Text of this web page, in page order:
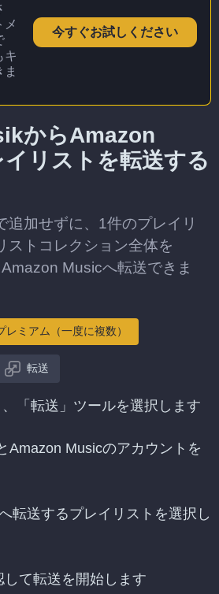
メ
キ
ま
今すぐお試しください
からAmazon
リストを転送する
追加せずに、1件のプレイリ
ストコレクション全体を
Musicへ転送できま
レミアム（一度に複数）
転送
「転送」ツールを選択します
Amazon Musicのアカウントを
転送するプレイリストを選択し
て転送を開始します